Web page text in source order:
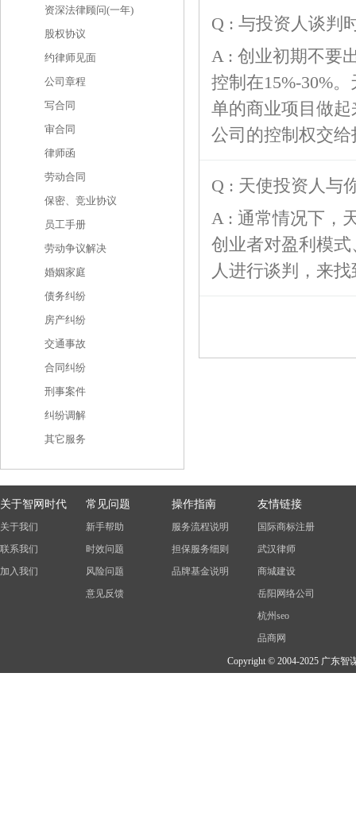
资深法律顾问(一年)
股权协议
约律师见面
公司章程
写合同
审合同
律师函
劳动合同
保密、竞业协议
员工手册
劳动争议解决
婚姻家庭
债务纠纷
房产纠纷
交通事故
合同纠纷
刑事案件
纠纷调解
其它服务
Q : 与投资人谈判
A : 创业初期不要
控制在15%-30%
单的商业项目做
公司的控制权交
Q : 天使投资人与
A : 通常情况下，
创业者对盈利模
人进行谈判，来
关于智网时代
关于我们
联系我们
加入我们
常见问题
新手帮助
时效问题
风险问题
意见反馈
操作指南
服务流程说明
担保服务细则
品牌基金说明
友情链接
国际商标注册
武汉律师
商城建设
岳阳网络公司
杭州seo
品商网
Copyright © 2004-2025 广东